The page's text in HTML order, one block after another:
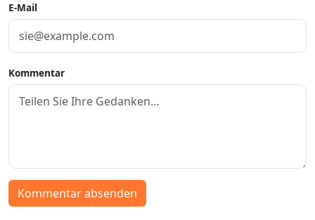
E-Mail
Kommentar
Kommentar absenden